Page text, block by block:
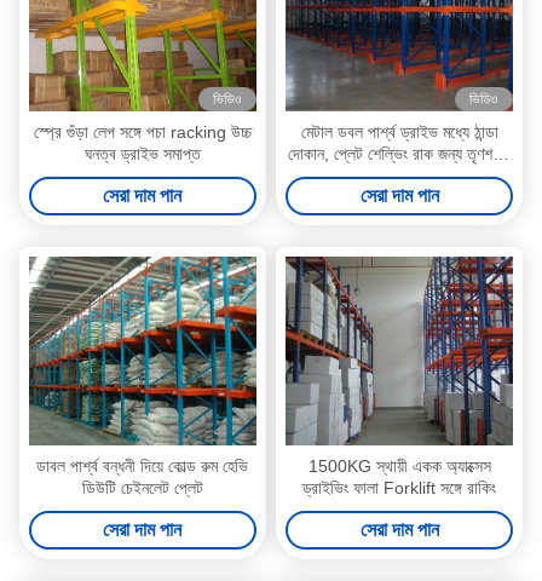
ভিডিও
স্প্রে গুঁড়া লেপ সঙ্গে পচা racking উচ্চ
ঘনত্ব ড্রাইভ সমাপ্ত
সেরা দাম পান
ভিডিও
মেটাল ডবল পার্শ্ব ড্রাইভ মধ্যে ঠান্ডা
দোকান, প্লেট শেল্ভিং রাক জন্য তৃণশয্যা
ছিপি
সেরা দাম পান
ডাবল পার্শ্ব বন্ধনী দিয়ে কোল্ড রুম হেভি
ডিউটি ​​চেইনলেট প্লেট
সেরা দাম পান
1500KG স্থায়ী একক অ্যাক্সেস
ড্রাইভিং ফালা Forklift সঙ্গে রাকিং
সেরা দাম পান